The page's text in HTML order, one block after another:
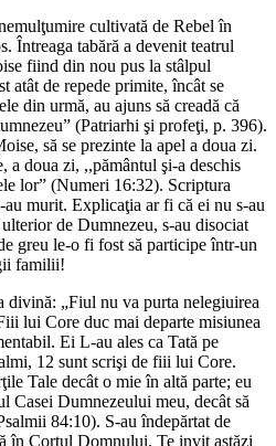
cultivată de Rebel în
Întreaga tabără a devenit teatrul
fiind din nou pus la stâlpul
atât de repede primite, încât se
din urmă, au ajuns să creadă că
(Patriarhi şi profeţi, p. 396).
să se prezinte la apel a doua zi.
doua zi, ,,pământul şi-a deschis
lor” (Numeri 16:32). Scriptura
murit. Explicaţia ar fi că ei nu s-au
de Dumnezeu, s-au disociat
greu le-o fi fost să participe într-un
familii!
divină: „Fiul nu va purta nelegiuirea
lui Core duc mai departe misiunea
Ei L-au ales ca Tată pe
12 sunt scrişi de fiii lui Core.
Tale decât o mie în altă parte; eu
Casei Dumnezeului meu, decât să
84:10). S-au îndepărtat de
în Cortul Domnului. Te invit astăzi